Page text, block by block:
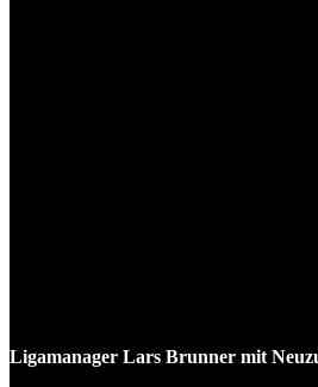
Ligamanager Lars Brunner mit